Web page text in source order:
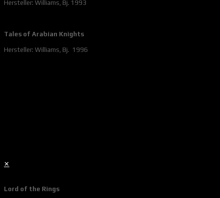
Hersteller: Williams, Bj. 1993
Tales of Arabian Knights
Hersteller: Williams, Bj. 1996
✕
Lord of the Rings